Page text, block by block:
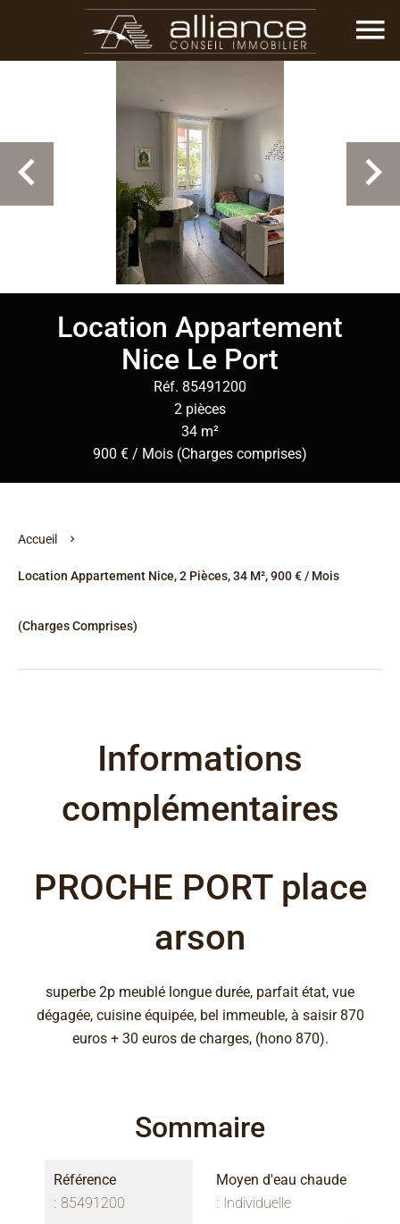
Location Appartement
Nice Le Port
Réf. 85491200
2 pièces
34 m²
900 € / Mois (Charges comprises)
Accueil
Location Appartement Nice, 2 Pièces, 34 M², 900 € / Mois
(Charges Comprises)
Informations
complémentaires
PROCHE PORT place
arson
superbe 2p meublé longue durée, parfait état, vue
dégagée, cuisine équipée, bel immeuble, à saisir 870
euros + 30 euros de charges, (hono 870).
Sommaire
Référence
85491200
Moyen d'eau chaude
Individuelle